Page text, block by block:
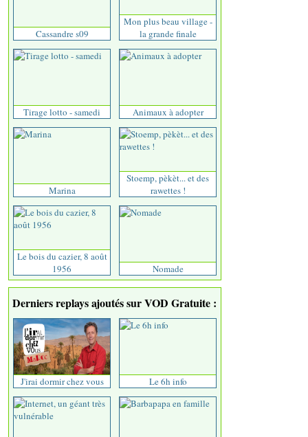
Cassandre s09
Mon plus beau village -
la grande finale
Tirage lotto - samedi Animaux à adopter
Marina
Stoemp, pèkèt... et des
rawettes !
Le bois du cazier, 8 août
1956
Nomade
Derniers replays ajoutés sur VOD Gratuite :
J'irai dormir chez vous Le 6h info